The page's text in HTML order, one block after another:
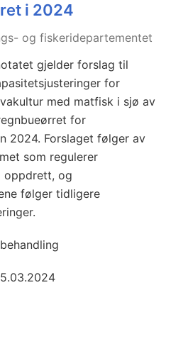
i 2024
og fiskeridepartementet
gjelder forslag til
for
med matfisk i sjø av
for
2024. Forslaget følger av
som regulerer
oppdrett, og
følger tidligere